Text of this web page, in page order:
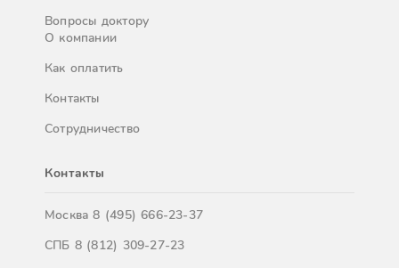
Вопросы доктору
О компании
Как оплатить
Контакты
Сотрудничество
Контакты
Москва8 (495) 666-23-37
СПБ 8 (812) 309-27-23